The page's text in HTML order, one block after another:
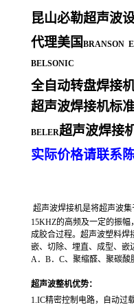
昆山必勒超声波
代理美国 BRANSON
BELSONIC
全自动转盘焊接
超声波焊接机标
BELER超声波焊接
实际价格请联系
超声波焊接机是将超声波
15KHZ的高频及一定的振
成胶合过程。超声波塑料焊
嵌、切除、埋直、成型、嵌
A．B．C、聚缩醛、聚碳酸
超声波整机优势：
1.IC精密控制电路，自动过